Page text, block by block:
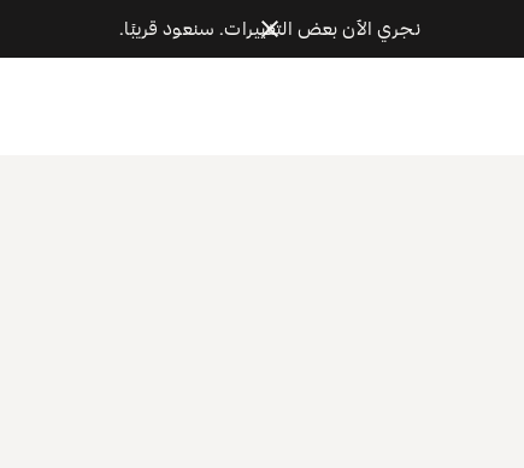
نجري الآن بعض التغييرات. سنعود قريبًا.